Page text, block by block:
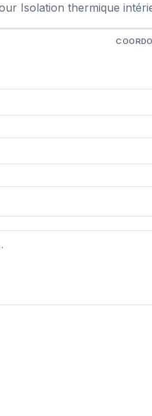
Isolation thermique